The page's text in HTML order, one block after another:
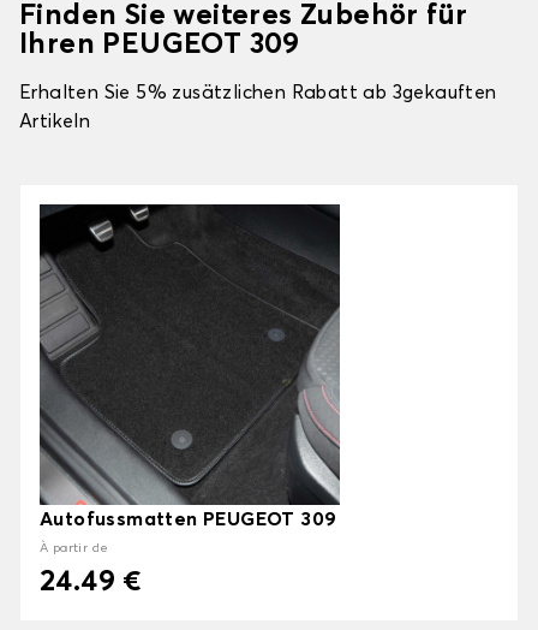
Finden Sie weiteres Zubehör für
Ihren PEUGEOT 309
Erhalten Sie 5% zusätzlichen Rabatt ab 3gekauften
Artikeln
Autofussmatten PEUGEOT 309
À partir de
24.49 €